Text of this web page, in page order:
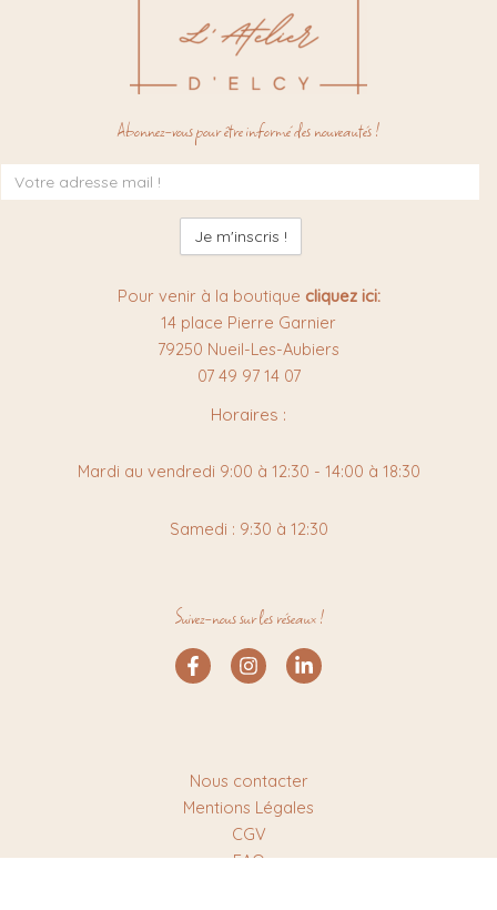
Abonnez-vous pour être informé des nouveautés !
à
la
newsletter
:
Pour venir à la boutique cliquez ici:
14 place Pierre Garnier
79250 Nueil-Les-Aubiers
07 49 97 14 07
Horaires :
Mardi au vendredi 9:00 à 12:30 - 14:00 à 18:30
Samedi : 9:30 à 12:30
Suivez-nous sur les réseaux !
Nous contacter
Mentions Légales
CGV
FAQ